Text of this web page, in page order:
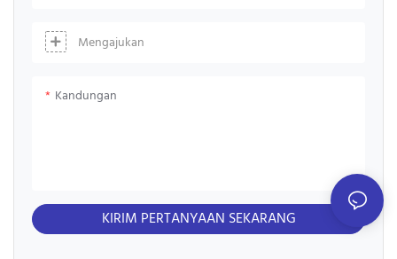
Mengajukan
Kandungan
KIRIM PERTANYAAN SEKARANG